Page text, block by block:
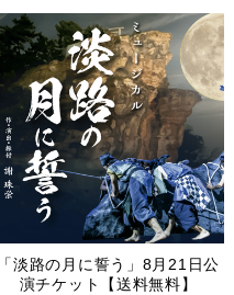
「淡路の月に誓う」8月21日公
演チケット【送料無料】